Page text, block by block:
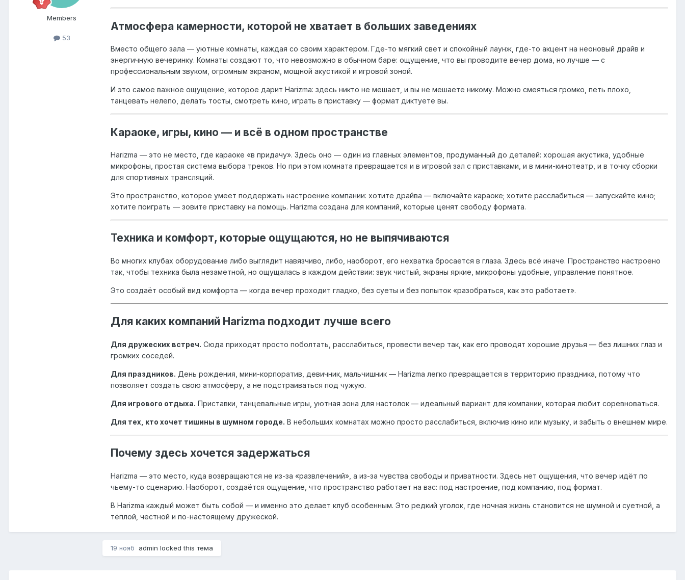
Members
53
Атмосфера камерности, которой не хватает в больших заведениях
Вместо общего зала — уютные комнаты, каждая со своим характером. Где-то мягкий свет и спокойный лаунж, где-то акцент на неоновый драйв и
энергичную вечеринку. Комнаты создают то, что невозможно в обычном баре: ощущение, что вы проводите вечер дома, но лучше — с
профессиональным звуком, огромным экраном, мощной акустикой и игровой зоной.
И это самое важное ощущение, которое дарит Harizma: здесь никто не мешает, и вы не мешаете никому. Можно смеяться громко, петь плохо,
танцевать нелепо, делать тосты, смотреть кино, играть в приставку — формат диктуете вы.
Караоке, игры, кино — и всё в одном пространстве
Harizma — это не место, где караоке «в придачу». Здесь оно — один из главных элементов, продуманный до деталей: хорошая акустика, удобные
микрофоны, простая система выбора треков. Но при этом комната превращается и в игровой зал с приставками, и в мини-кинотеатр, и в точку сборки
для спортивных трансляций.
Это пространство, которое умеет поддержать настроение компании: хотите драйва — включайте караоке; хотите расслабиться — запускайте кино;
хотите поиграть — зовите приставку на помощь. Harizma создана для компаний, которые ценят свободу формата.
Техника и комфорт, которые ощущаются, но не выпячиваются
Во многих клубах оборудование либо выглядит навязчиво, либо, наоборот, его нехватка бросается в глаза. Здесь всё иначе. Пространство настроено
так, чтобы техника была незаметной, но ощущалась в каждом действии: звук чистый, экраны яркие, микрофоны удобные, управление понятное.
Это создаёт особый вид комфорта — когда вечер проходит гладко, без суеты и без попыток «разобраться, как это работает».
Для каких компаний Harizma подходит лучше всего
Для дружеских встреч. Сюда приходят просто поболтать, расслабиться, провести вечер так, как его проводят хорошие друзья — без лишних глаз и
громких соседей.
Для праздников. День рождения, мини-корпоратив, девичник, мальчишник — Harizma легко превращается в территорию праздника, потому что
позволяет создать свою атмосферу, а не подстраиваться под чужую.
Для игрового отдыха. Приставки, танцевальные игры, уютная зона для настолок — идеальный вариант для компании, которая любит соревноваться.
Для тех, кто хочет тишины в шумном городе. В небольших комнатах можно просто расслабиться, включив кино или музыку, и забыть о внешнем мире.
Почему здесь хочется задержаться
Harizma — это место, куда возвращаются не из-за «развлечений», а из-за чувства свободы и приватности. Здесь нет ощущения, что вечер идёт по
чьему-то сценарию. Наоборот, создаётся ощущение, что пространство работает на вас: под настроение, под компанию, под формат.
В Harizma каждый может быть собой — и именно это делает клуб особенным. Это редкий уголок, где ночная жизнь становится не шумной и суетной, а
тёплой, честной и по-настоящему дружеской.
19 нояб admin locked this тема